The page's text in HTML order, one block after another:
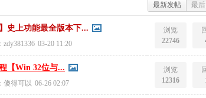
最新发帖 最
史上功能最全版本下...
zdy381336 03-20 11:20
浏览
22746
【Win 32位与...
傻得可以 06-26 02:07
浏览
12316